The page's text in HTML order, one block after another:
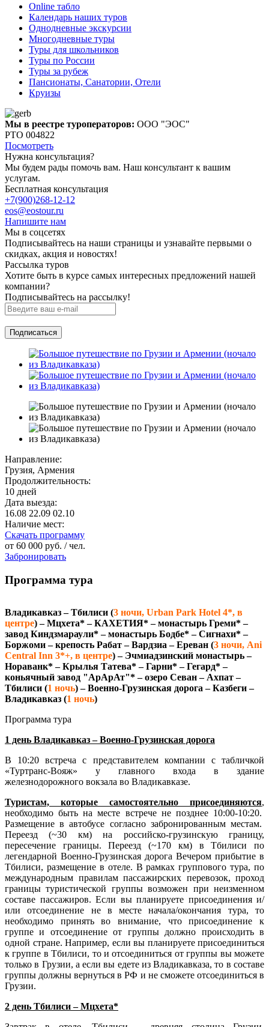
Online табло
Календарь наших туров
Однодневные экскурсии
Многодневные туры
Туры для школьников
Туры по России
Туры за рубеж
Пансионаты, Санатории, Отели
Круизы
Мы в реестре туроператоров: ООО "ЭОС"
РТО 004822
Посмотреть
Нужна консультация?
Мы будем рады помочь вам. Наш консультант к вашим
услугам.
Бесплатная консультация
+7(900)268-12-12
eos@eostour.ru
Напишите нам
Мы в соцсетях
Подписывайтесь на наши страницы и узнавайте первыми о
скидках, акция и новостях!
Рассылка туров
Хотите быть в курсе самых интересных предложений нашей
компании?
Подписывайтесь на рассылку!
Направление:
Грузия, Армения
Продолжительность:
10 дней
Дата выезда:
16.08 22.09 02.10
Наличие мест:
Скачать программу
от 60 000 руб. / чел.
Забронировать
Программа тура
Владикавказ – Тбилиси (3 ночи, Urban Park Hotel 4*, в
центре) – Мцхета* – КАХЕТИЯ* – монастырь Греми* –
завод Киндзмараули* – монастырь Бодбе* – Сигнахи* –
Боржоми – крепость Рабат – Вардзиа – Ереван (3 ночи, Ani
Central Inn 3*+, в центре) – Эчмиадзинский монастырь –
Нораванк* – Крылья Татева* – Гарни* – Гегард* –
коньячный завод "АрАрАт"* – озеро Севан – Ахпат –
Тбилиси (1 ночь) – Военно-Грузинская дорога – Казбеги –
Владикавказ (1 ночь)
Программа тура
1 день Владикавказ – Военно-Грузинская дорога
В 10:20 встреча с представителем компании с табличкой
«Туртранс-Вояж» у главного входа в здание
железнодорожного вокзала во Владикавказе.
Туристам, которые самостоятельно присоединяются,
необходимо быть на месте встрече не позднее 10:00-10:20.
Размещение в автобусе согласно забронированным местам.
Переезд (~30 км) на российско-грузинскую границу,
пересечение границы. Переезд (~170 км) в Тбилиси по
легендарной Военно-Грузинская дорога Вечером прибытие в
Тбилиси, размещение в отеле. В рамках группового тура, по
международным правилам пассажирских перевозок, проход
границы туристической группы возможен при неизменном
составе пассажиров. Если вы планируете присоединения и/
или отсоединение не в месте начала/окончания тура, то
необходимо принять во внимание, что присоединение к
группе и отсоединение от группы должно происходить в
одной стране. Например, если вы планируете присоединиться
к группе в Тбилиси, то и отсоединиться от группы вы можете
только в Грузии, а если вы едете из Владикавказа, то в составе
группы должны вернуться в РФ и не сможете отсоединиться в
Грузии.
2 день Тбилиси – Мцхета*